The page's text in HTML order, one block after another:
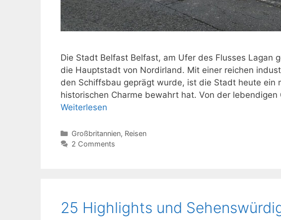
Die Stadt Belfast Belfast, am Ufer des Flusses Lagan
die Hauptstadt von Nordirland. Mit einer reichen
den Schiffsbau geprägt wurde, ist die Stadt heute ein
historischen Charme bewahrt hat. Von der lebendigen
Weiterlesen
Kategorien
Großbritannien, Reisen
2 Comments
25 Highlights und